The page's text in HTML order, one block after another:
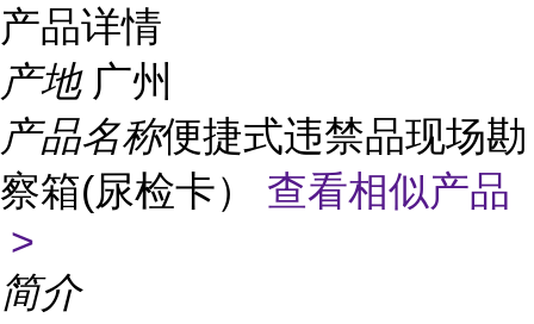
产品详情
产地 广州
产品名称便捷式违禁品现场勘
察箱(尿检卡） 查看相似产品
>
简介